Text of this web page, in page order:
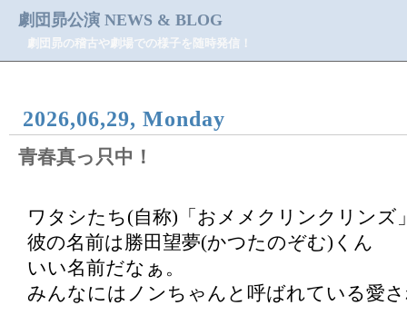
劇団昴公演 NEWS & BLOG
劇団昴の稽古や劇場での様子を随時発信！
2026,06,29, Monday
青春真っ只中！
ワタシたち(自称)「おメメクリンクリンズ
彼の名前は勝田望夢(かつたのぞむ)くん
いい名前だなぁ。
みんなにはノンちゃんと呼ばれている愛